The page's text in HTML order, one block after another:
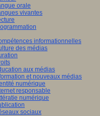
orale
vivantes
informationnelles
des médias
aux médias
et nouveaux médias
numérique
responsable
numérique
sociaux